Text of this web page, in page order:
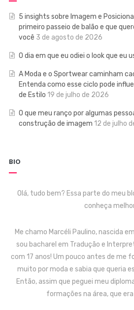
5 insights sobre Imagem e
primeiro passeio de balão e que
você 3 de agosto de 2026
O dia em que eu odiei o look que eu
A Moda e o Sportwear caminham
Entenda como esse ciclo pode
de Estilo 19 de julho de 2026
O que meu ranço por algumas
construção de imagem 12 de julho
BIO
Olá, tudo bem? Essa parte do meu
conheça
Me chamo Marcéli Paulino, nascida
sou bacharel em Tradução e
com 17 anos! Um pouco antes de me
muito por moda e sabia que queria
Então, assim que peguei meu
formações na área, que